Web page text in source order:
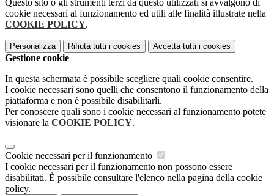
Questo sito o gli strumenti terzi da questo utilizzati si avvalgono di
cookie necessari al funzionamento ed utili alle finalità illustrate nella
COOKIE POLICY.
Personalizza Rifiuta tutti i cookies Accetta tutti i cookies
Gestione cookie
In questa schermata è possibile scegliere quali cookie consentire.
I cookie necessari sono quelli che consentono il funzionamento della
piattaforma e non è possibile disabilitarli.
Per conoscere quali sono i cookie necessari al funzionamento potete
visionare la COOKIE POLICY.
Cookie necessari per il funzionamento
I cookie necessari per il funzionamento non possono essere
disabilitati. È possibile consultare l'elenco nella pagina della cookie
policy.